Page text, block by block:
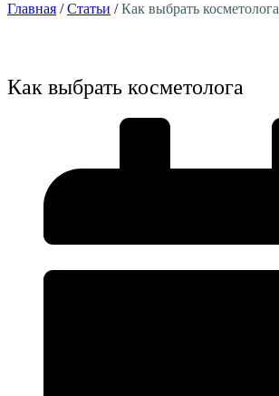
Главная /Статьи /Как выбрать косметолога
Как выбрать косметолога